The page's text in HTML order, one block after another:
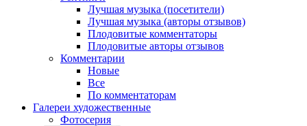
Лучшая музыка (посетители)
Лучшая музыка (авторы отзывов)
Плодовитые комментаторы
Плодовитые авторы отзывов
Комментарии
Новые
Все
По комментаторам
Галереи художественные
Фотосерия